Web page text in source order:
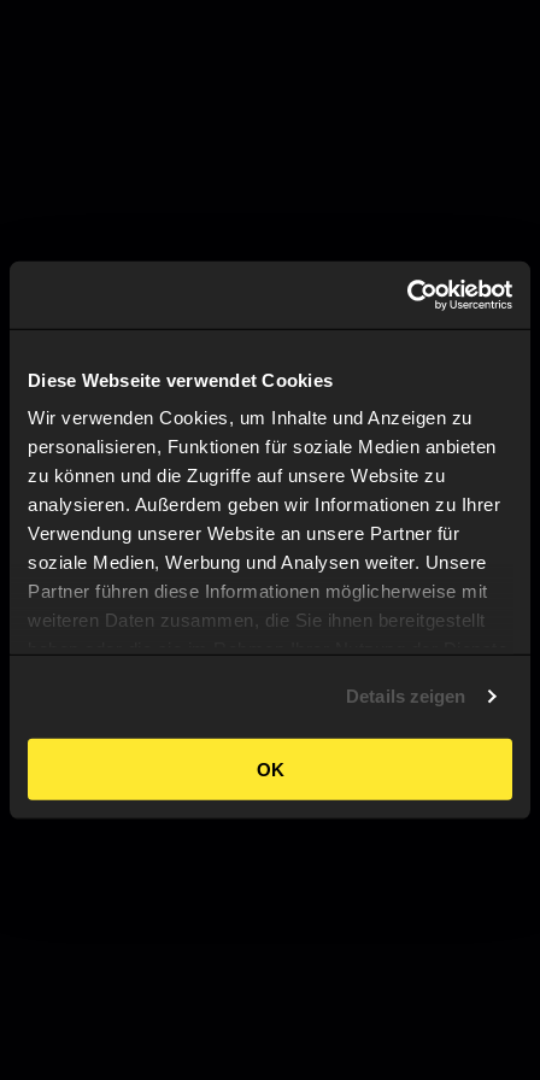
Diese Webseite verwendet Cookies
Wir verwenden Cookies, um Inhalte und Anzeigen zu
personalisieren, Funktionen für soziale Medien anbieten
zu können und die Zugriffe auf unsere Website zu
analysieren. Außerdem geben wir Informationen zu Ihrer
Verwendung unserer Website an unsere Partner für
soziale Medien, Werbung und Analysen weiter. Unsere
Partner führen diese Informationen möglicherweise mit
weiteren Daten zusammen, die Sie ihnen bereitgestellt
Details zeigen
OK